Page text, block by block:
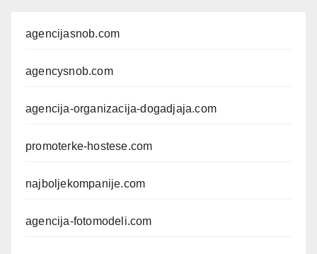
agencijasnob.com
agencysnob.com
agencija-organizacija-dogadjaja.com
promoterke-hostese.com
najboljekompanije.com
agencija-fotomodeli.com